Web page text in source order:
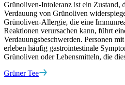
Grünoliven-Intoleranz ist ein Zustand,
Verdauung von Grünoliven
Grünoliven-Allergie, die eine
Reaktionen verursachen kann, führt
Verdauungsbeschwerden. Personen
erleben häufig gastrointestinale
Grünoliven oder Lebensmitteln, die
Grüner Tee